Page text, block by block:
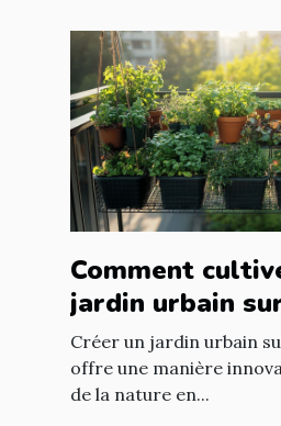
Comment
jardin urbain
balcon
Créer un jardin urbain
offre une manière
de la nature en...